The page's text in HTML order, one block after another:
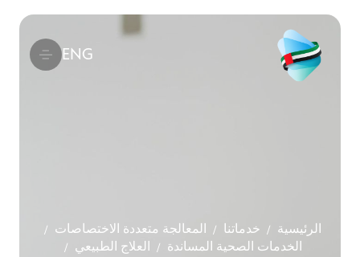
ENG
الرئيسية / خدماتنا / المعالجة متعددة الاختصاصات /
الخدمات الصحية المساندة / العلاج الطبيعي /